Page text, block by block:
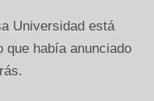
Universidad está
que había anunciado